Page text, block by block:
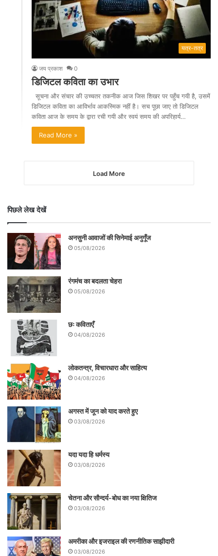
यत्र-तत्र
जय प्रकाश 0
डिजिटल कविता का उभार
सूचना और संचार की उच्चतर तकनीक आज जिस शिखर पर पहुँच गयी है, उसमें
डिजिटल कविता का आविर्भाव आकस्मिक नहीं है। सच पूछा जाए तो डिजिटल
कविता आज के समय के द्वारा रची गयी और स्वयं समय की अपरिहार्य…
Read More »
Load More
पिछले लेख देखें
अनसुनी आवाजों की सिनेमाई अनुगूँज
05/08/2026
रंगमंच का बदलता चेहरा
05/08/2026
छः कविताएँ
04/08/2026
लोकतन्त्र, विचारधारा और साहित्य
04/08/2026
अगस्त में जून को याद करते हुए
03/08/2026
यदा यदा हि धर्मस्य
03/08/2026
चेतना और सौन्दर्य-बोध का नया क्षितिज
03/08/2026
अमरीका और इजराइल की रणनीतिक साझीदारी
03/08/2026